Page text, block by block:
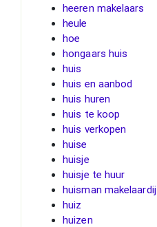
heeren makelaars
heule
hoe
hongaars huis
huis
huis en aanbod
huis huren
huis te koop
huis verkopen
huise
huisje
huisje te huur
huisman makelaardij
huiz
huizen